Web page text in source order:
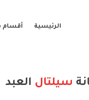
الرئيسية أقسام
سيلتال العبد